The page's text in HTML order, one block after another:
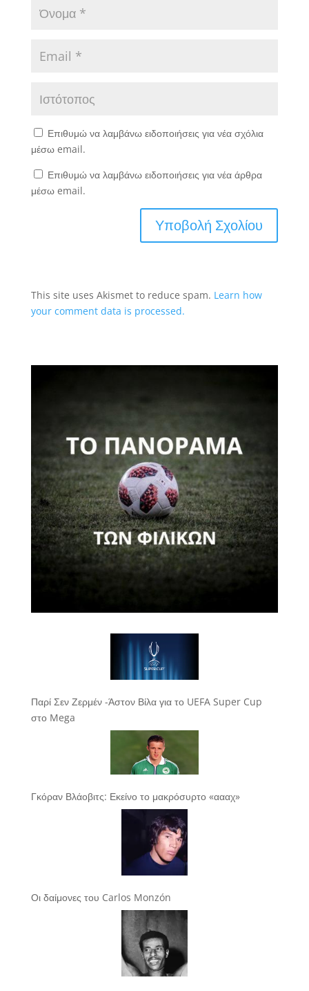
Επιθυμώ να λαμβάνω ειδοποιήσεις για νέα σχόλια
μέσω email.
Επιθυμώ να λαμβάνω ειδοποιήσεις για νέα άρθρα
μέσω email.
This site uses Akismet to reduce spam. Learn how
your comment data is processed.
Παρί Σεν Ζερμέν -Άστον Βίλα για το UEFA Super Cup
στο Mega
Γκόραν Βλάοβιτς: Εκείνο το μακρόσυρτο «αααχ»
Οι δαίμονες του Carlos Monzón